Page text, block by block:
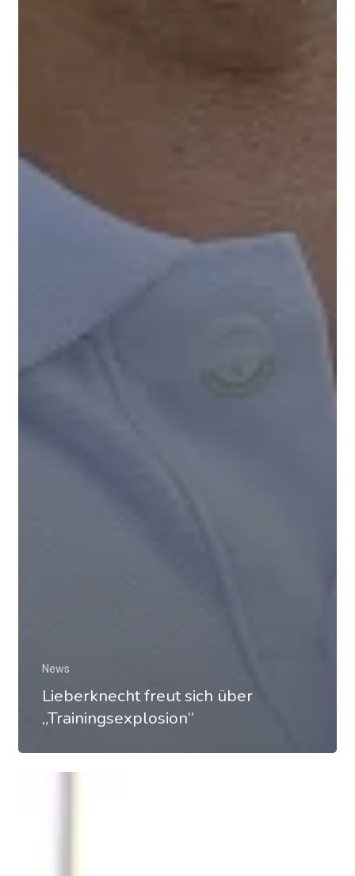
News
Lieberknecht freut sich über
„Trainingsexplosion“